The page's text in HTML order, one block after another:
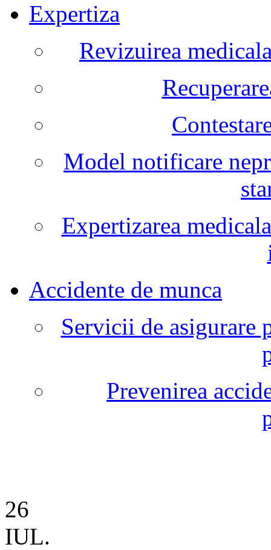
Expertiza
Revizuirea
Model notificare
Expertizarea
Accidente de munca
Servicii de asigurare
Prevenirea
26
IUL.